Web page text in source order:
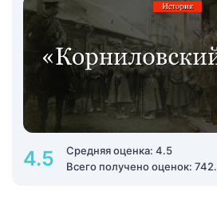
4.5
Средняя оценка: 4.5
Всего получено оценок: 742.